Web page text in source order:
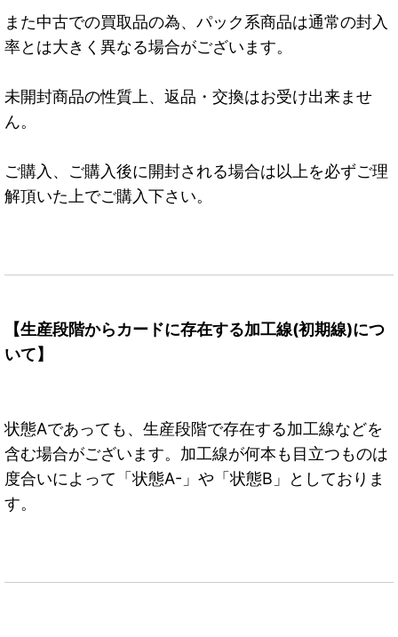
また中古での買取品の為、パック系商品は通常の封入
率とは大きく異なる場合がございます。
未開封商品の性質上、返品・交換はお受け出来ませ
ん。
ご購入、ご購入後に開封される場合は以上を必ずご理
解頂いた上でご購入下さい。
【生産段階からカードに存在する加工線(初期線)につ
いて】
状態Aであっても、生産段階で存在する加工線などを
含む場合がございます。加工線が何本も目立つものは
度合いによって「状態A-」や「状態B」としておりま
す。